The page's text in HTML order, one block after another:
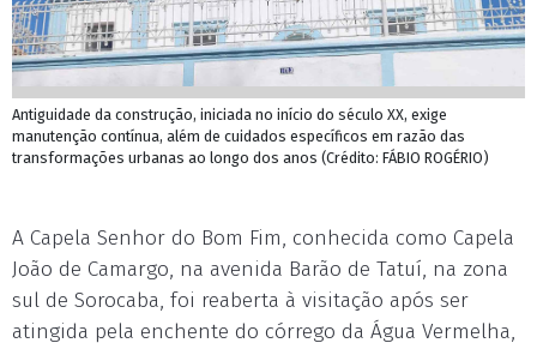
Antiguidade da construção, iniciada no início do século XX, exige
manutenção contínua, além de cuidados específicos em razão das
transformações urbanas ao longo dos anos (Crédito: FÁBIO ROGÉRIO)
A Capela Senhor do Bom Fim, conhecida como Capela
João de Camargo, na avenida Barão de Tatuí, na zona
sul de Sorocaba, foi reaberta à visitação após ser
atingida pela enchente do córrego da Água Vermelha,